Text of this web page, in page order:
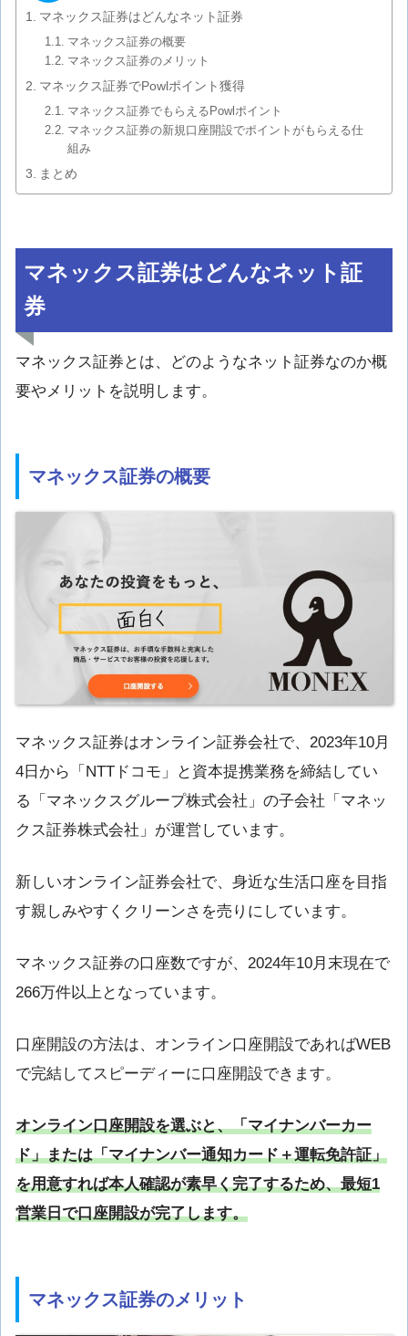
マネックス証券はどんなネット証券
マネックス証券の概要
マネックス証券のメリット
マネックス証券でPowlポイント獲得
マネックス証券でもらえるPowlポイント
マネックス証券の新規口座開設でポイントがもらえる仕
組み
まとめ
マネックス証券はどんなネット証
券
マネックス証券とは、どのようなネット証券なのか概
要やメリットを説明します。
マネックス証券の概要
マネックス証券はオンライン証券会社で、2023年10月
4日から「NTTドコモ」と資本提携業務を締結してい
る「マネックスグループ株式会社」の子会社「マネッ
クス証券株式会社」が運営しています。
新しいオンライン証券会社で、身近な生活口座を目指
す親しみやすくクリーンさを売りにしています。
マネックス証券の口座数ですが、2024年10月末現在で
266万件以上となっています。
口座開設の方法は、オンライン口座開設であればWEB
で完結してスピーディーに口座開設できます。
オンライン口座開設を選ぶと、「マイナンバーカー
ド」または「マイナンバー通知カード＋運転免許証」
を用意すれば本人確認が素早く完了するため、最短1
営業日で口座開設が完了します。
マネックス証券のメリット